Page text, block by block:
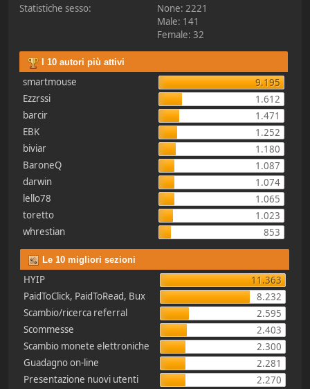
Statistiche sesso:
None: 2221
Male: 141
Female: 32
I 10 autori più attivi
smartmouse
9.195
Ezzrssi
1.612
barcir
1.471
EBK
1.252
biviar
1.180
BaroneQ
1.087
darwin
1.074
lello78
1.065
toretto
1.023
whrestian
853
Le 10 migliori sezioni
HYIP
11.363
PaidToClick, PaidToRead, Bux
8.232
Scambio/ricerca referral
2.595
Scommesse
2.403
Scambio monete elettroniche
2.300
Guadagno on-line
2.281
Presentazione nuovi utenti
2.270